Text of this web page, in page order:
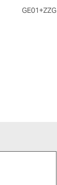
GE01+ZZG